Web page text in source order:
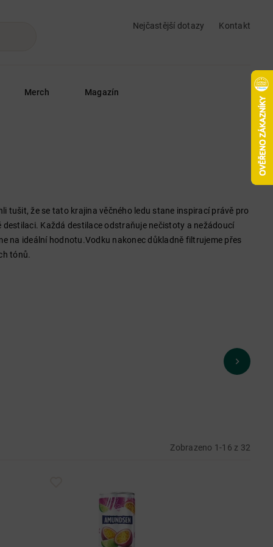
Nejčastější dotazy
Kontakt
Merch Magazín
tušit, že se tato krajina věčného ledu stane inspirací právě pro
Každá destilace odstraňuje nečistoty a nežádoucí
na ideální hodnotu.Vodku nakonec důkladně filtrujeme přes
tónů.
Zobrazeno 1-16 z 32